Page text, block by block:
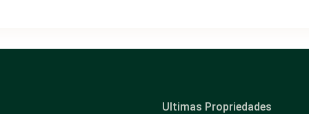
Ultimas Propriedades